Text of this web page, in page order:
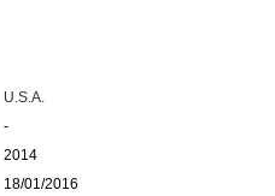
U.S.A.
-
2014
18/01/2016